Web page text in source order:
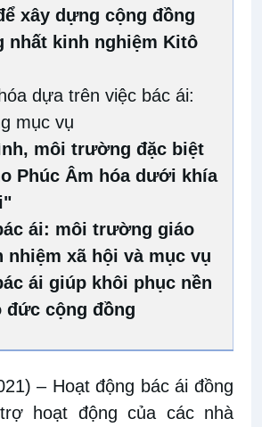
xây dựng cộng đồng
nhất kinh nghiệm Kitô
dựa trên việc bác ái:
mục vụ
môi trường đặc biệt
Phúc Âm hóa dưới khía
ái: môi trường giáo
nhiệm xã hội và mục vụ
ái giúp khôi phục nền
đức cộng đồng
– Hoạt động bác ái đồng
hoạt động của các nhà